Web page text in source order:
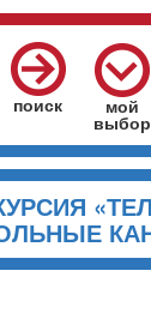
поиск мой
выбор